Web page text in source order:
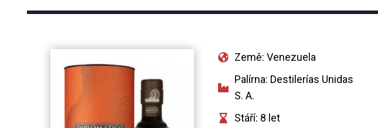
Země: Venezuela
Palírna: Destilerías Unidas
S. A.
Stáří: 8 let